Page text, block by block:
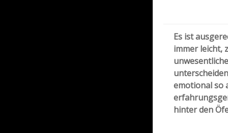
Es ist
immer leicht,
emotional so
hinter den